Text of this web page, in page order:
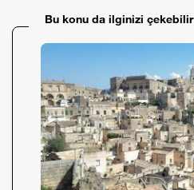
Bu konu da ilginizi çekebilir